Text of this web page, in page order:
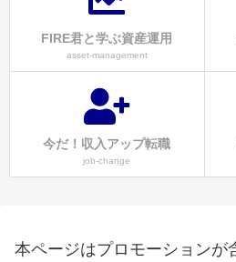
FIRE君と学ぶ資産運用
asset-management
今だ！収入アップ転職
job-change
本ページはプロモーションが